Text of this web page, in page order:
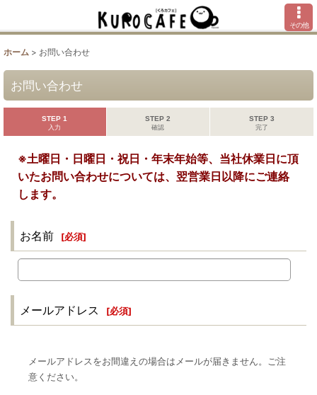
その他
ホーム > お問い合わせ
お問い合わせ
STEP 1
入力
STEP 2
確認
STEP 3
完了
※土曜日・日曜日・祝日・年末年始等、当社休業日に頂
いたお問い合わせについては、翌営業日以降にご連絡
します。
お名前 [必須]
メールアドレス [必須]
メールアドレスをお間違えの場合はメールが届きません。ご注
意ください。